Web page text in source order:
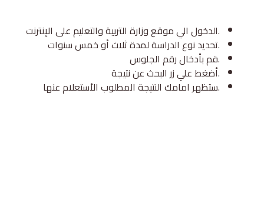
الدخول الي موقع وزارة التربية والتعليم على الإنترنت.
تحديد نوع الدراسة لمدة ثلاث أو خمس سنوات.
قم بأدخال رقم الجلوس.
أضغط علي زر البحث عن نتيجة.
ستظهر امامك النتيجة المطلوب الأستعلام عنها.